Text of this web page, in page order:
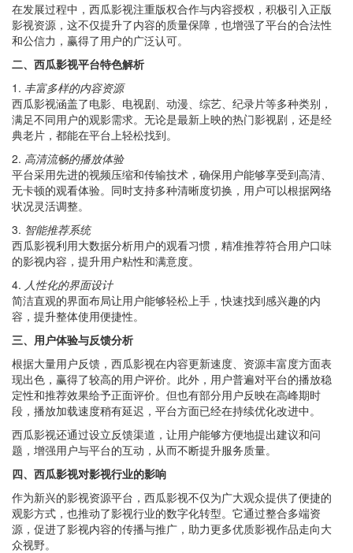
在发展过程中，西瓜影视注重版权合作与内容授权，积极引入正版
影视资源，这不仅提升了内容的质量保障，也增强了平台的合法性
和公信力，赢得了用户的广泛认可。
二、西瓜影视平台特色解析
1. 丰富多样的内容资源
西瓜影视涵盖了电影、电视剧、动漫、综艺、纪录片等多种类别，
满足不同用户的观影需求。无论是最新上映的热门影视剧，还是经
典老片，都能在平台上轻松找到。
2. 高清流畅的播放体验
平台采用先进的视频压缩和传输技术，确保用户能够享受到高清、
无卡顿的观看体验。同时支持多种清晰度切换，用户可以根据网络
状况灵活调整。
3. 智能推荐系统
西瓜影视利用大数据分析用户的观看习惯，精准推荐符合用户口味
的影视内容，提升用户粘性和满意度。
4. 人性化的界面设计
简洁直观的界面布局让用户能够轻松上手，快速找到感兴趣的内
容，提升整体使用便捷性。
三、用户体验与反馈分析
根据大量用户反馈，西瓜影视在内容更新速度、资源丰富度方面表
现出色，赢得了较高的用户评价。此外，用户普遍对平台的播放稳
定性和推荐效果给予正面评价。但也有部分用户反映在高峰期时
段，播放加载速度稍有延迟，平台方面已经在持续优化改进中。
西瓜影视还通过设立反馈渠道，让用户能够方便地提出建议和问
题，增强用户与平台的互动，从而不断提升服务质量。
四、西瓜影视对影视行业的影响
作为新兴的影视资源平台，西瓜影视不仅为广大观众提供了便捷的
观影方式，也推动了影视行业的数字化转型。它通过整合多端资
源，促进了影视内容的传播与推广，助力更多优质影视作品走向大
众视野。